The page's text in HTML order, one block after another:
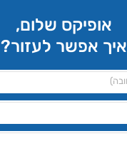
אופיקס שלום,
איך אפשר לעזור?